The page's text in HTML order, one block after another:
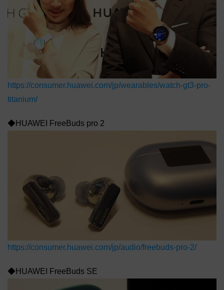
https://consumer.huawei.com/jp/wearables/watch-gt3-pro-
titanium/
◆HUAWEI FreeBuds pro 2
https://consumer.huawei.com/jp/audio/freebuds-pro-2/
◆HUAWEI FreeBuds SE